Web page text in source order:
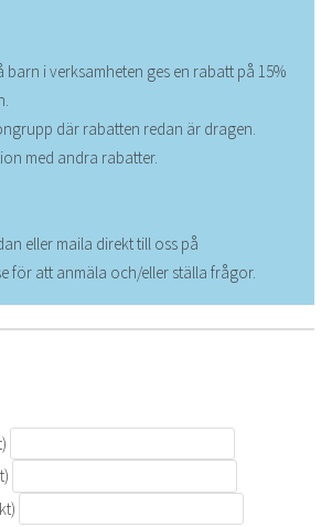
barn i verksamheten ges en rabatt på 15%
där rabatten redan är dragen.
med andra rabatter.
eller maila direkt till oss på
för att anmäla och/eller ställa frågor.